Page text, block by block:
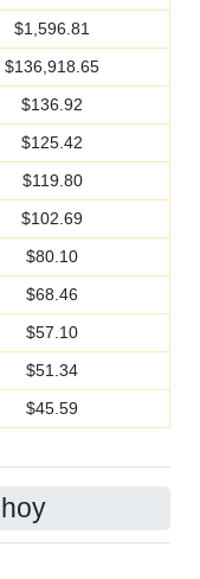
$1,596.81
$136,918.65
$136.92
$125.42
$119.80
$102.69
$80.10
$68.46
$57.10
$51.34
$45.59